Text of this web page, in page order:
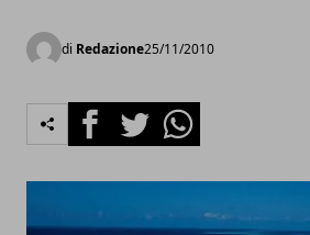
di Redazione25/11/2010
FacebookTwitterWhatsapp